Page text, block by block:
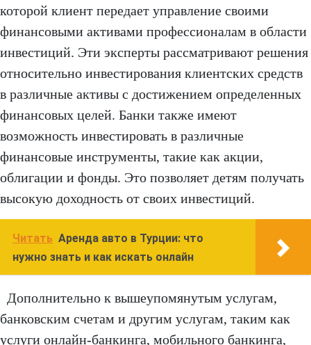
которой клиент передает управление своими
финансовыми активами профессионалам в области
инвестиций. Эти эксперты рассматривают решения
относительно инвестирования клиентских средств
в различные активы с достижением определенных
финансовых целей. Банки также имеют
возможность инвестировать в различные
финансовые инструменты, такие как акции,
облигации и фонды. Это позволяет детям получать
высокую доходность от своих инвестиций.
Читать Аренда авто в Турции: что
нужно знать и как искать онлайн
Дополнительно к вышеупомянутым услугам,
банковским счетам и другим услугам, таким как
услуги онлайн-банкинга, мобильного банкинга,